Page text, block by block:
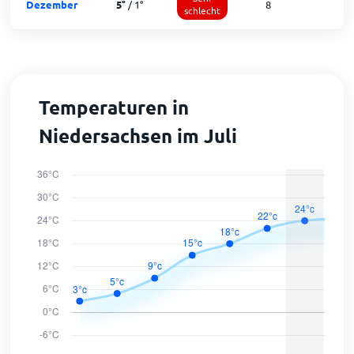
Dezember 5°/1°
schlecht
8
Temperaturen in
Niedersachsen im Juli